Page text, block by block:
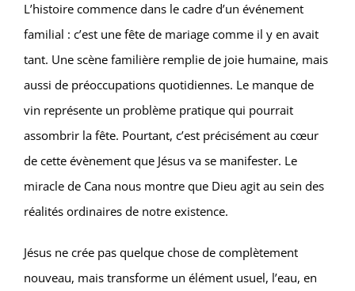
L’histoire commence dans le cadre d’un événement
familial : c’est une fête de mariage comme il y en avait
tant. Une scène familière remplie de joie humaine, mais
aussi de préoccupations quotidiennes. Le manque de
vin représente un problème pratique qui pourrait
assombrir la fête. Pourtant, c’est précisément au cœur
de cette évènement que Jésus va se manifester. Le
miracle de Cana nous montre que Dieu agit au sein des
réalités ordinaires de notre existence.
Jésus ne crée pas quelque chose de complètement
nouveau, mais transforme un élément usuel, l’eau, en